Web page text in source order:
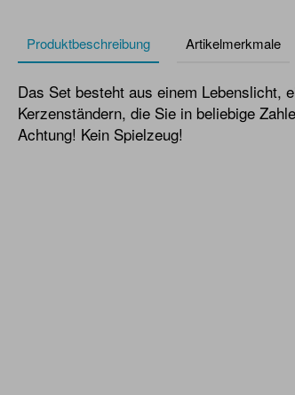
Produktbeschreibung Artikelmerkmale
Das Set besteht aus einem Lebenslicht,
Kerzenständern, die Sie in beliebige
Achtung! Kein Spielzeug!